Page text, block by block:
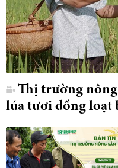
Thị trường nông
lúa tươi đồng loạt